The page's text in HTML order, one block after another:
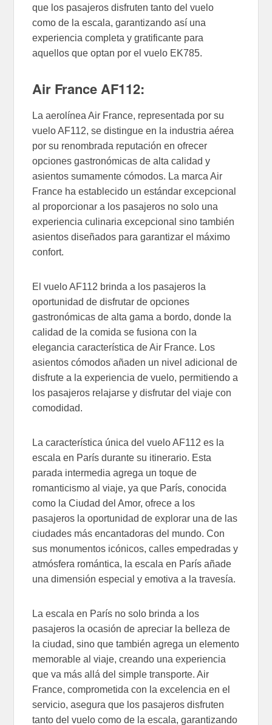
que los pasajeros disfruten tanto del vuelo
como de la escala, garantizando así una
experiencia completa y gratificante para
aquellos que optan por el vuelo EK785.
Air France AF112:
La aerolínea Air France, representada por su
vuelo AF112, se distingue en la industria aérea
por su renombrada reputación en ofrecer
opciones gastronómicas de alta calidad y
asientos sumamente cómodos. La marca Air
France ha establecido un estándar excepcional
al proporcionar a los pasajeros no solo una
experiencia culinaria excepcional sino también
asientos diseñados para garantizar el máximo
confort.
El vuelo AF112 brinda a los pasajeros la
oportunidad de disfrutar de opciones
gastronómicas de alta gama a bordo, donde la
calidad de la comida se fusiona con la
elegancia característica de Air France. Los
asientos cómodos añaden un nivel adicional de
disfrute a la experiencia de vuelo, permitiendo a
los pasajeros relajarse y disfrutar del viaje con
comodidad.
La característica única del vuelo AF112 es la
escala en París durante su itinerario. Esta
parada intermedia agrega un toque de
romanticismo al viaje, ya que París, conocida
como la Ciudad del Amor, ofrece a los
pasajeros la oportunidad de explorar una de las
ciudades más encantadoras del mundo. Con
sus monumentos icónicos, calles empedradas y
atmósfera romántica, la escala en París añade
una dimensión especial y emotiva a la travesía.
La escala en París no solo brinda a los
pasajeros la ocasión de apreciar la belleza de
la ciudad, sino que también agrega un elemento
memorable al viaje, creando una experiencia
que va más allá del simple transporte. Air
France, comprometida con la excelencia en el
servicio, asegura que los pasajeros disfruten
tanto del vuelo como de la escala, garantizando